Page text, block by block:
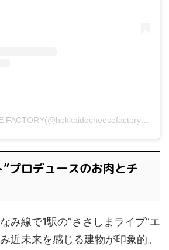
HOKKAIDO CHEESE FACTORY(@hokkaidocheesefactory)がシェアした投稿
プロデュースのお肉とチ
み線で1駅の”ささしまライブ”エ
近未来を感じる建物が印象的。